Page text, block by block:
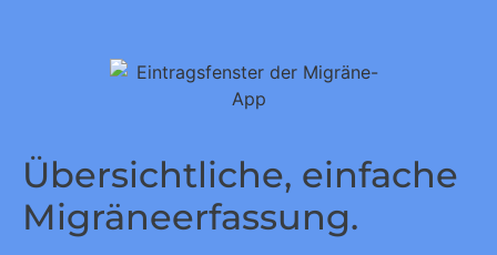
Übersichtliche, einfache
Migräneerfassung.